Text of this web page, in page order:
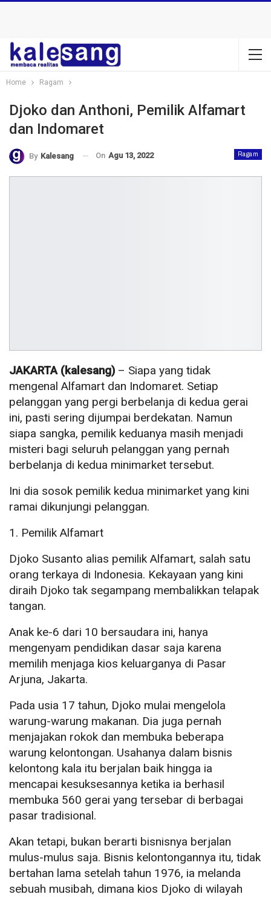
Home Ragam
Djoko dan Anthoni, Pemilik Alfamart
dan Indomaret
Ragam
By Kalesang On Agu 13, 2022
JAKARTA (kalesang) – Siapa yang tidak
mengenal Alfamart dan Indomaret. Setiap
pelanggan yang pergi berbelanja di kedua gerai
ini, pasti sering dijumpai berdekatan. Namun
siapa sangka, pemilik keduanya masih menjadi
misteri bagi seluruh pelanggan yang pernah
berbelanja di kedua minimarket tersebut.
Ini dia sosok pemilik kedua minimarket yang kini
ramai dikunjungi pelanggan.
1. Pemilik Alfamart
Djoko Susanto alias pemilik Alfamart, salah satu
orang terkaya di Indonesia. Kekayaan yang kini
diraih Djoko tak segampang membalikkan telapak
tangan.
Anak ke-6 dari 10 bersaudara ini, hanya
mengenyam pendidikan dasar saja karena
memilih menjaga kios keluarganya di Pasar
Arjuna, Jakarta.
Pada usia 17 tahun, Djoko mulai mengelola
warung-warung makanan. Dia juga pernah
menjajakan rokok dan membuka beberapa
warung kelontongan. Usahanya dalam bisnis
kelontong kala itu berjalan baik hingga ia
mencapai kesuksesannya ketika ia berhasil
membuka 560 gerai yang tersebar di berbagai
pasar tradisional.
Akan tetapi, bukan berarti bisnisnya berjalan
mulus-mulus saja. Bisnis kelontongannya itu, tidak
bertahan lama setelah tahun 1976, ia melanda
sebuah musibah, dimana kios Djoko di wilayah